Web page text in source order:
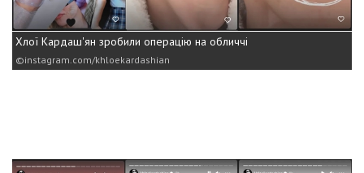
Хлої Кардаш'ян зробили операцію на обличчі
instagram.com/khloekardashian